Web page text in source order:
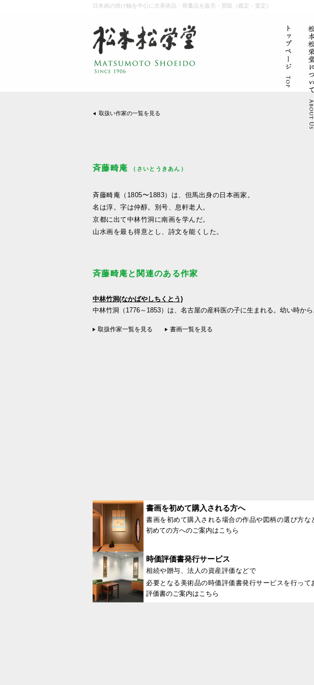
日本画の掛け軸を中心に古美術品・骨董品を販売・買取（鑑定・査定）
取扱い作家の一覧を見る
斉藤畸庵 （さいとうきあん）
斉藤畸庵（1805〜1883）は、但馬出身の日本画家。
名は淳。字は仲醇。別号、息軒老人。
京都に出て中林竹洞に南画を学んだ。
山水画を最も得意とし、詩文を能くした。
斉藤畸庵と関連のある作家
中林竹洞(なかばやしちくとう)
中林竹洞（1776～1853）は、名古屋の産科医の子に生まれる。幼い時か
取扱作家一覧を見る 書画一覧を見る
書画を初めて購入される方へ
書画を初めて購入される場合の作品や図柄の選び方な
初めての方へのご案内はこちら
時価評価書発行サービス
相続や贈与、法人の資産評価などで
必要となる美術品の時価評価書発行サービスを行って
評価書のご案内はこちら